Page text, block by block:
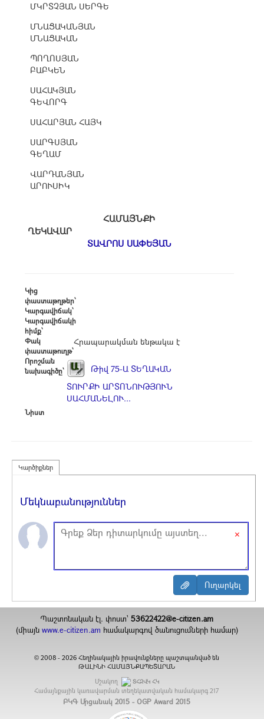
ՄԿՐՏՉՅԱՆ ՍԵՐԳԵ
ՄՆԱՑԱԿԱՆՅԱՆ
ՄՆԱՑԱԿԱՆ
ՊՈՂՈՍՅԱՆ
ԲԱԲԿԵՆ
ՍԱՀԱԿՅԱՆ
ԳԵՎՈՐԳ
ՍԱՀԱՐՅԱՆ ՀԱՅԿ
ՍԱՐԳՍՅԱՆ
ԳԵՂԱՄ
ՎԱՐԴԱՆՅԱՆ
ԱՐՈՒՍԻԿ
ՀԱՄԱՅՆՔԻ
ՂԵԿԱՎԱՐ
ՏԱՎՐՈՍ ՍԱՓԵՅԱՆ
Կից
փաստաթղթեր՝
Կարգավիճակ՝
Կարգավիճակի
հիմք՝
Փակ
փաստաթուղթ՝
Հրապարակման ենթակա է
Որոշման
նախագիծը՝
Թիվ 75-Ա ՏԵՂԱԿԱՆ
ՏՈՒՐՔԻ ԱՐՏՈՆՈՒԹՅՈՒՆ
ՍԱՀՄԱՆԵԼՈՒ...
Նիստ
Կարծիքներ
Մեկնաբանություններ
×
Պաշտոնական էլ. փոստ`53622422@e-citizen.am
(միայն www.e-citizen.am համակարգով ծանուցումների համար)
© 2008 -2026 Հեղինակային իրավունքները պաշտպանված են
ԹԱԼԻՆԻ ՀԱՄԱՅՆՔԱՊԵՏԱՐԱՆ
Մշակող
ՏՀԶՎԿ ՀԿ
Համայնքային կառավարման տեղեկատվական համակարգ 217
ԲԿԳ Մրցանակ 2015 - OGP Award 2015